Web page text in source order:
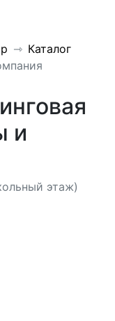
Каталог
и
этаж)